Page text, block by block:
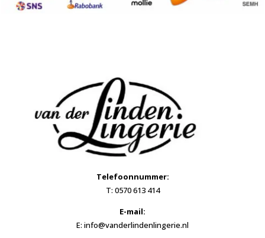
Telefoonnummer:
T: 0570 613 414
E-mail:
E: info@vanderlindenlingerie.nl